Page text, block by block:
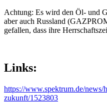
Achtung: Es wird den Öl- und
aber auch Russland
gefallen, dass ihre
Links:
https://www.spektrum.de/news/
zukunft/1523803